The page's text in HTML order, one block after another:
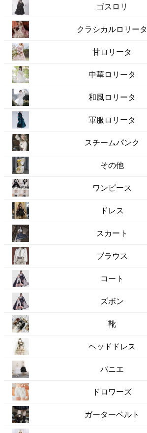
ゴスロリ
クラシカルロリータ
甘ロリータ
中華ロリータ
和風ロリータ
軍服ロリータ
スチームパンク
その他
ワンピース
ドレス
スカート
ブラウス
コート
ズボン
靴
ヘッドドレス
パニエ
ドロワーズ
ガーターベルト